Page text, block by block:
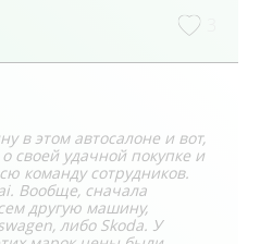
в этом автосалоне и вот,
своей удачной покупке и
команду сотрудников.
Вообще, сначала
другую машину,
либо Skoda. У